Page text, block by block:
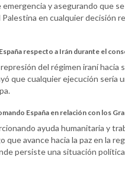
emergencia y asegurando que se
en cualquier decisión
respecto a Irán durante el
del régimen iraní hacia
que cualquier ejecución sería
España en relación con los
ayuda humanitaria y
que avance hacia la paz en la
persiste una situación